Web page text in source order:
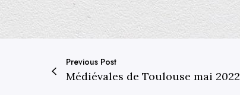
Previous Post
Médiévales de Toulouse mai 2022